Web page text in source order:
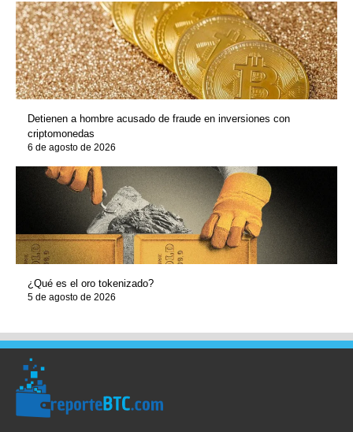
Detienen a hombre acusado de fraude en inversiones con
criptomonedas
6 de agosto de 2026
¿Qué es el oro tokenizado?
5 de agosto de 2026